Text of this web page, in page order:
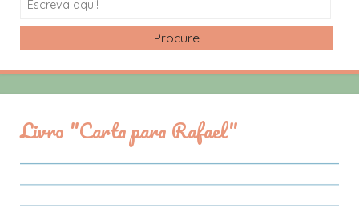
Livro "Carta para Rafael"